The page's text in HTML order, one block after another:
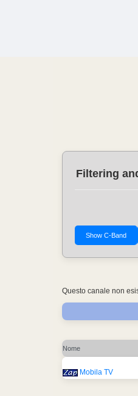
Filtering
Questo canale non
Nome
Mobila TV